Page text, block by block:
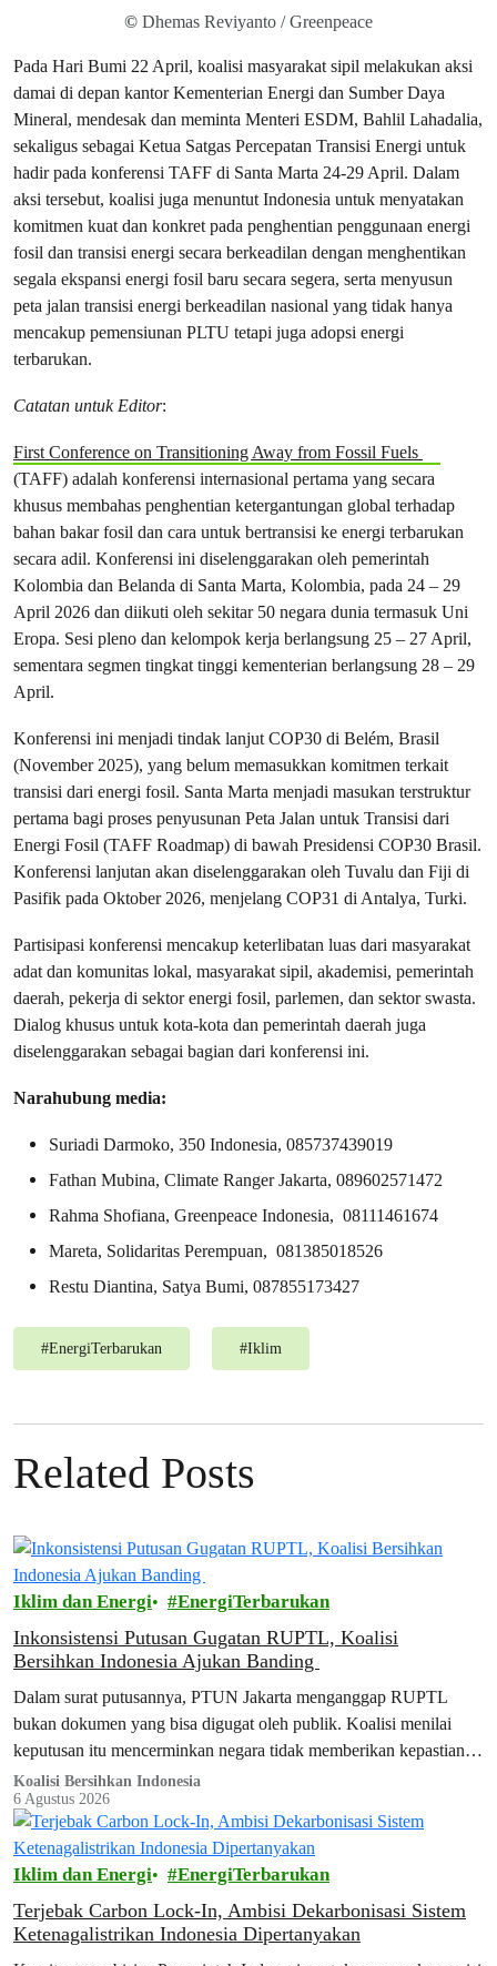
© Dhemas Reviyanto / Greenpeace
Pada Hari Bumi 22 April, koalisi masyarakat sipil melakukan aksi
damai di depan kantor Kementerian Energi dan Sumber Daya
Mineral, mendesak dan meminta Menteri ESDM, Bahlil Lahadalia,
sekaligus sebagai Ketua Satgas Percepatan Transisi Energi untuk
hadir pada konferensi TAFF di Santa Marta 24-29 April. Dalam
aksi tersebut, koalisi juga menuntut Indonesia untuk menyatakan
komitmen kuat dan konkret pada penghentian penggunaan energi
fosil dan transisi energi secara berkeadilan dengan menghentikan
segala ekspansi energi fosil baru secara segera, serta menyusun
peta jalan transisi energi berkeadilan nasional yang tidak hanya
mencakup pemensiunan PLTU tetapi juga adopsi energi
terbarukan.
Catatan untuk Editor:
First Conference on Transitioning Away from Fossil Fuels
(TAFF) adalah konferensi internasional pertama yang secara
khusus membahas penghentian ketergantungan global terhadap
bahan bakar fosil dan cara untuk bertransisi ke energi terbarukan
secara adil. Konferensi ini diselenggarakan oleh pemerintah
Kolombia dan Belanda di Santa Marta, Kolombia, pada 24 – 29
April 2026 dan diikuti oleh sekitar 50 negara dunia termasuk Uni
Eropa. Sesi pleno dan kelompok kerja berlangsung 25 – 27 April,
sementara segmen tingkat tinggi kementerian berlangsung 28 – 29
April.
Konferensi ini menjadi tindak lanjut COP30 di Belém, Brasil
(November 2025), yang belum memasukkan komitmen terkait
transisi dari energi fosil. Santa Marta menjadi masukan terstruktur
pertama bagi proses penyusunan Peta Jalan untuk Transisi dari
Energi Fosil (TAFF Roadmap) di bawah Presidensi COP30 Brasil.
Konferensi lanjutan akan diselenggarakan oleh Tuvalu dan Fiji di
Pasifik pada Oktober 2026, menjelang COP31 di Antalya, Turki.
Partisipasi konferensi mencakup keterlibatan luas dari masyarakat
adat dan komunitas lokal, masyarakat sipil, akademisi, pemerintah
daerah, pekerja di sektor energi fosil, parlemen, dan sektor swasta.
Dialog khusus untuk kota-kota dan pemerintah daerah juga
diselenggarakan sebagai bagian dari konferensi ini.
Narahubung media:
Suriadi Darmoko, 350 Indonesia, 085737439019
Fathan Mubina, Climate Ranger Jakarta, 089602571472
Rahma Shofiana, Greenpeace Indonesia, 08111461674
Mareta, Solidaritas Perempuan, 081385018526
Restu Diantina, Satya Bumi, 087855173427
#EnergiTerbarukan #Iklim
Related Posts
Iklim dan Energi EnergiTerbarukan
Inkonsistensi Putusan Gugatan RUPTL, Koalisi
Bersihkan Indonesia Ajukan Banding
Dalam surat putusannya, PTUN Jakarta menganggap RUPTL
bukan dokumen yang bisa digugat oleh publik. Koalisi menilai
keputusan itu mencerminkan negara tidak memberikan kepastian
hukum bagi warganya.
Koalisi Bersihkan Indonesia
6 Agustus 2026
Iklim dan Energi EnergiTerbarukan
Terjebak Carbon Lock-In, Ambisi Dekarbonisasi Sistem
Ketenagalistrikan Indonesia Dipertanyakan